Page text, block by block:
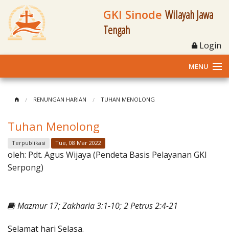
GKI Sinode Wilayah Jawa
Tengah
Login
MENU
Klasis dan Jemaat
Berita Kegiatan
Materi
RENUNGAN HARIAN TUHAN MENOLONG
Tuhan Menolong
Terpublikasi Tue, 08 Mar 2022
oleh: Pdt. Agus Wijaya (Pendeta Basis Pelayanan GKI
Serpong)
Mazmur 17; Zakharia 3:1-10; 2 Petrus 2:4-21
Selamat hari Selasa.